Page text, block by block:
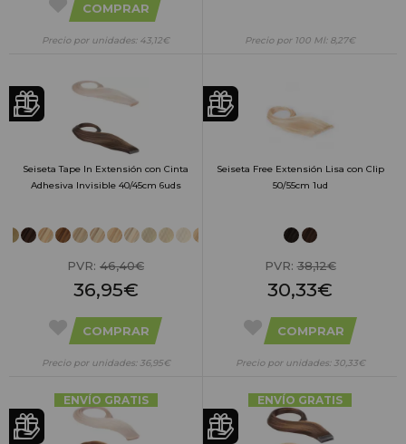
COMPRAR
Precio por unidades: 43,12€ Precio por 100 Ml: 8,27€
Seiseta Tape In Extensión con Cinta
Adhesiva Invisible 40/45cm 6uds
PVR: 46,40€
36,95€
COMPRAR
Precio por unidades: 36,95€
Seiseta Free Extensión Lisa con Clip
50/55cm 1ud
PVR:38,12€
30,33€
COMPRAR
Precio por unidades: 30,33€
ENVÍO GRATIS ENVÍO GRATIS